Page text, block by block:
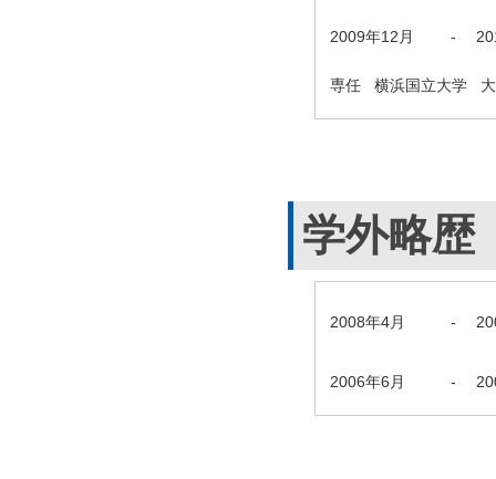
2009年12月 -
専任 横浜国立大学
学外略歴
2008年4月 -
2006年6月 -